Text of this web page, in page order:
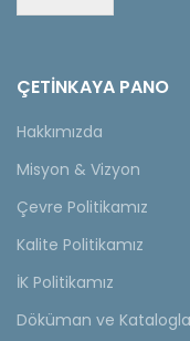
ÇETINKAYA PANO
Hakkımızda
Misyon & Vizyon
Çevre Politikamız
Kalite Politikamız
İK Politikamız
Döküman ve